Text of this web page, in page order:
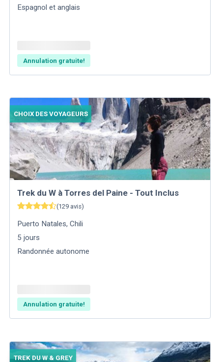
Espagnol et anglais
Annulation gratuite!
CHOIX DES VOYAGEURS
Trek du W à Torres del Paine - Tout Inclus
(129 avis)
Puerto Natales,Chili
5 jours
Randonnée autonome
Annulation gratuite!
TREK DU W & GREY